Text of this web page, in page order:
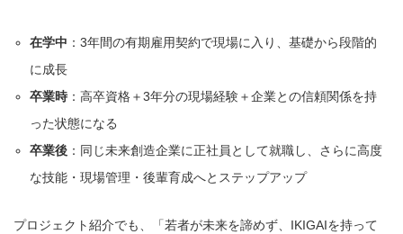
在学中 ：3年間の有期雇用契約で現場に入り、基礎から段階的
に成長
卒業時 ：高卒資格＋3年分の現場経験＋企業との信頼関係を持
った状態になる
卒業後 ：同じ未来創造企業に正社員として就職し、さらに高度
な技能・現場管理・後輩育成へとステップアップ
プロジェクト紹介でも、「若者が未来を諦めず、IKIGAIを持って